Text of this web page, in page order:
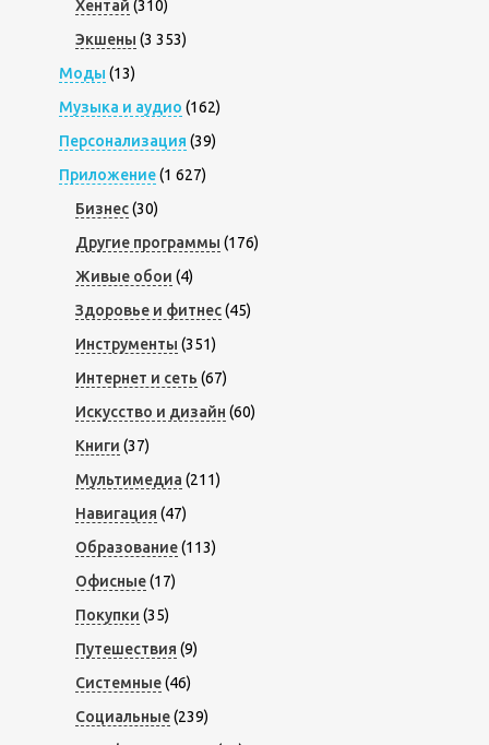
Хентай (310)
Экшены (3 353)
Моды (13)
Музыка и аудио (162)
Персонализация (39)
Приложение(1 627)
Бизнес(30)
Другие программы (176)
Живые обои (4)
Здоровье и фитнес(45)
Инструменты (351)
Интернет и сеть (67)
Искусство и дизайн (60)
Книги (37)
Мультимедиа (211)
Навигация (47)
Образование(113)
Офисные(17)
Покупки (35)
Путешествия (9)
Системные(46)
Социальные(239)